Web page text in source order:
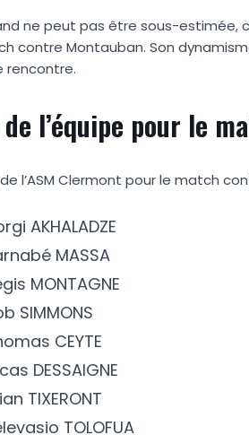
ne peut pas être sous-estimée,
contre Montauban. Son
rencontre.
l’équipe pour le
l’ASM Clermont pour le match
AKHALADZE
MASSA
MONTAGNE
SIMMONS
CEYTE
DESSAIGNE
TIXERONT
TOLOFUA